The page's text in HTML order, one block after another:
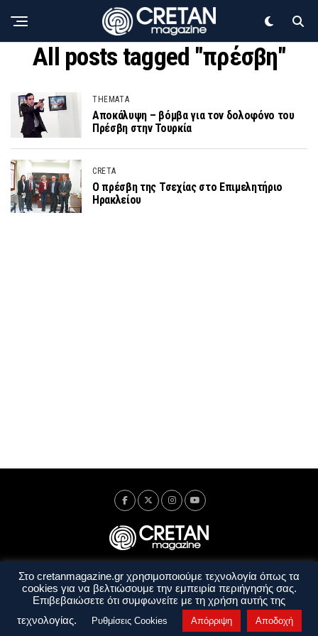
All posts tagged "πρέσβη"
THEMATA
Αποκάλυψη – βόμβα για τον δολοφόνο του
Πρέσβη στην Τουρκία
CRETA
Ο πρέσβη της Τσεχίας στο Επιμελητήριο
Ηρακλείου
Ταυτότητα Πολιτική Απορρήτου
Όροι Χρήσης
Όροι και Προϋποθέσεις
Στο cretanmagazine.gr χρησιμοποιούμε τεχνολογία όπως τα
cookies για να βελτιώσουμε την εμπειρία περιήγησής σας.
Επιβεβαιώσετε ότι συμφωνείτε με τη χρήση αυτής της
τεχνολογίας.
Ρυθμίσεις Cookies Απόρριψη Αποδοχή